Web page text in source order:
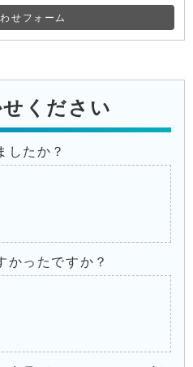
せフォーム
ください
したか？
かったですか？